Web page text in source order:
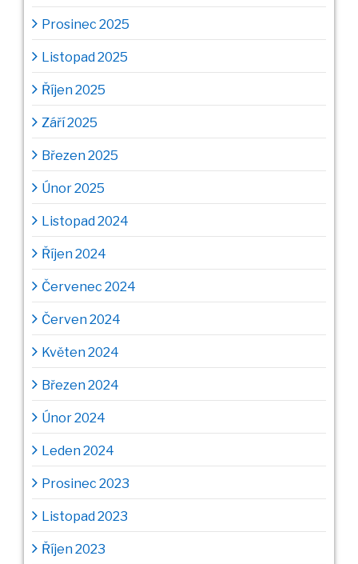
Prosinec 2025
Listopad 2025
Říjen 2025
Září 2025
Březen 2025
Únor 2025
Listopad 2024
Říjen 2024
Červenec 2024
Červen 2024
Květen 2024
Březen 2024
Únor 2024
Leden 2024
Prosinec 2023
Listopad 2023
Říjen 2023